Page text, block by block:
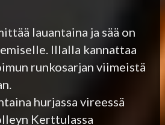
lauantaina ja sää on
Illalla kannattaa
runkosarjan viimeistä
hurjassa vireessä
Kerttulassa